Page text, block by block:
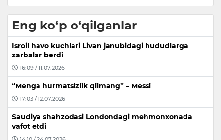
Eng ko‘p o‘qilganlar
Isroil havo kuchlari Livan janubidagi hududlarga
zarbalar berdi
16:09 / 11.07.2026
“Menga hurmatsizlik qilmang” – Messi
17:03 / 12.07.2026
Saudiya shahzodasi Londondagi mehmonxonada
vafot etdi